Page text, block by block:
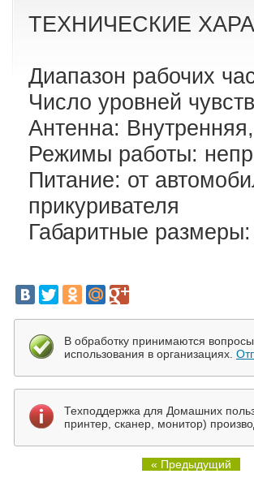
ТЕХНИЧЕСКИЕ
Диапазон рабочих
Число уровней
Антенна:
Режимы работы:
Питание: от
прикуривателя
Габаритные
В обработку принимаются
использования в организациях.
Техподдержка для Домашних
принтер, сканер, монитор)
« Предыдущий